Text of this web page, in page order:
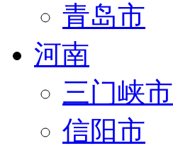
青岛市
河南
三门峡市
信阳市